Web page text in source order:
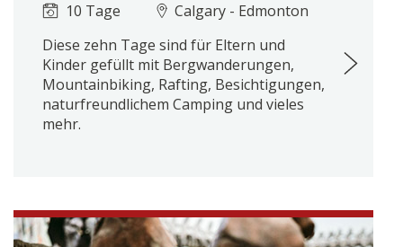
10 Tage
Calgary - Edmonton
Diese zehn Tage sind für Eltern und
Kinder gefüllt mit Bergwanderungen,
Mountainbiking, Rafting, Besichtigungen,
naturfreundlichem Camping und vieles
mehr.